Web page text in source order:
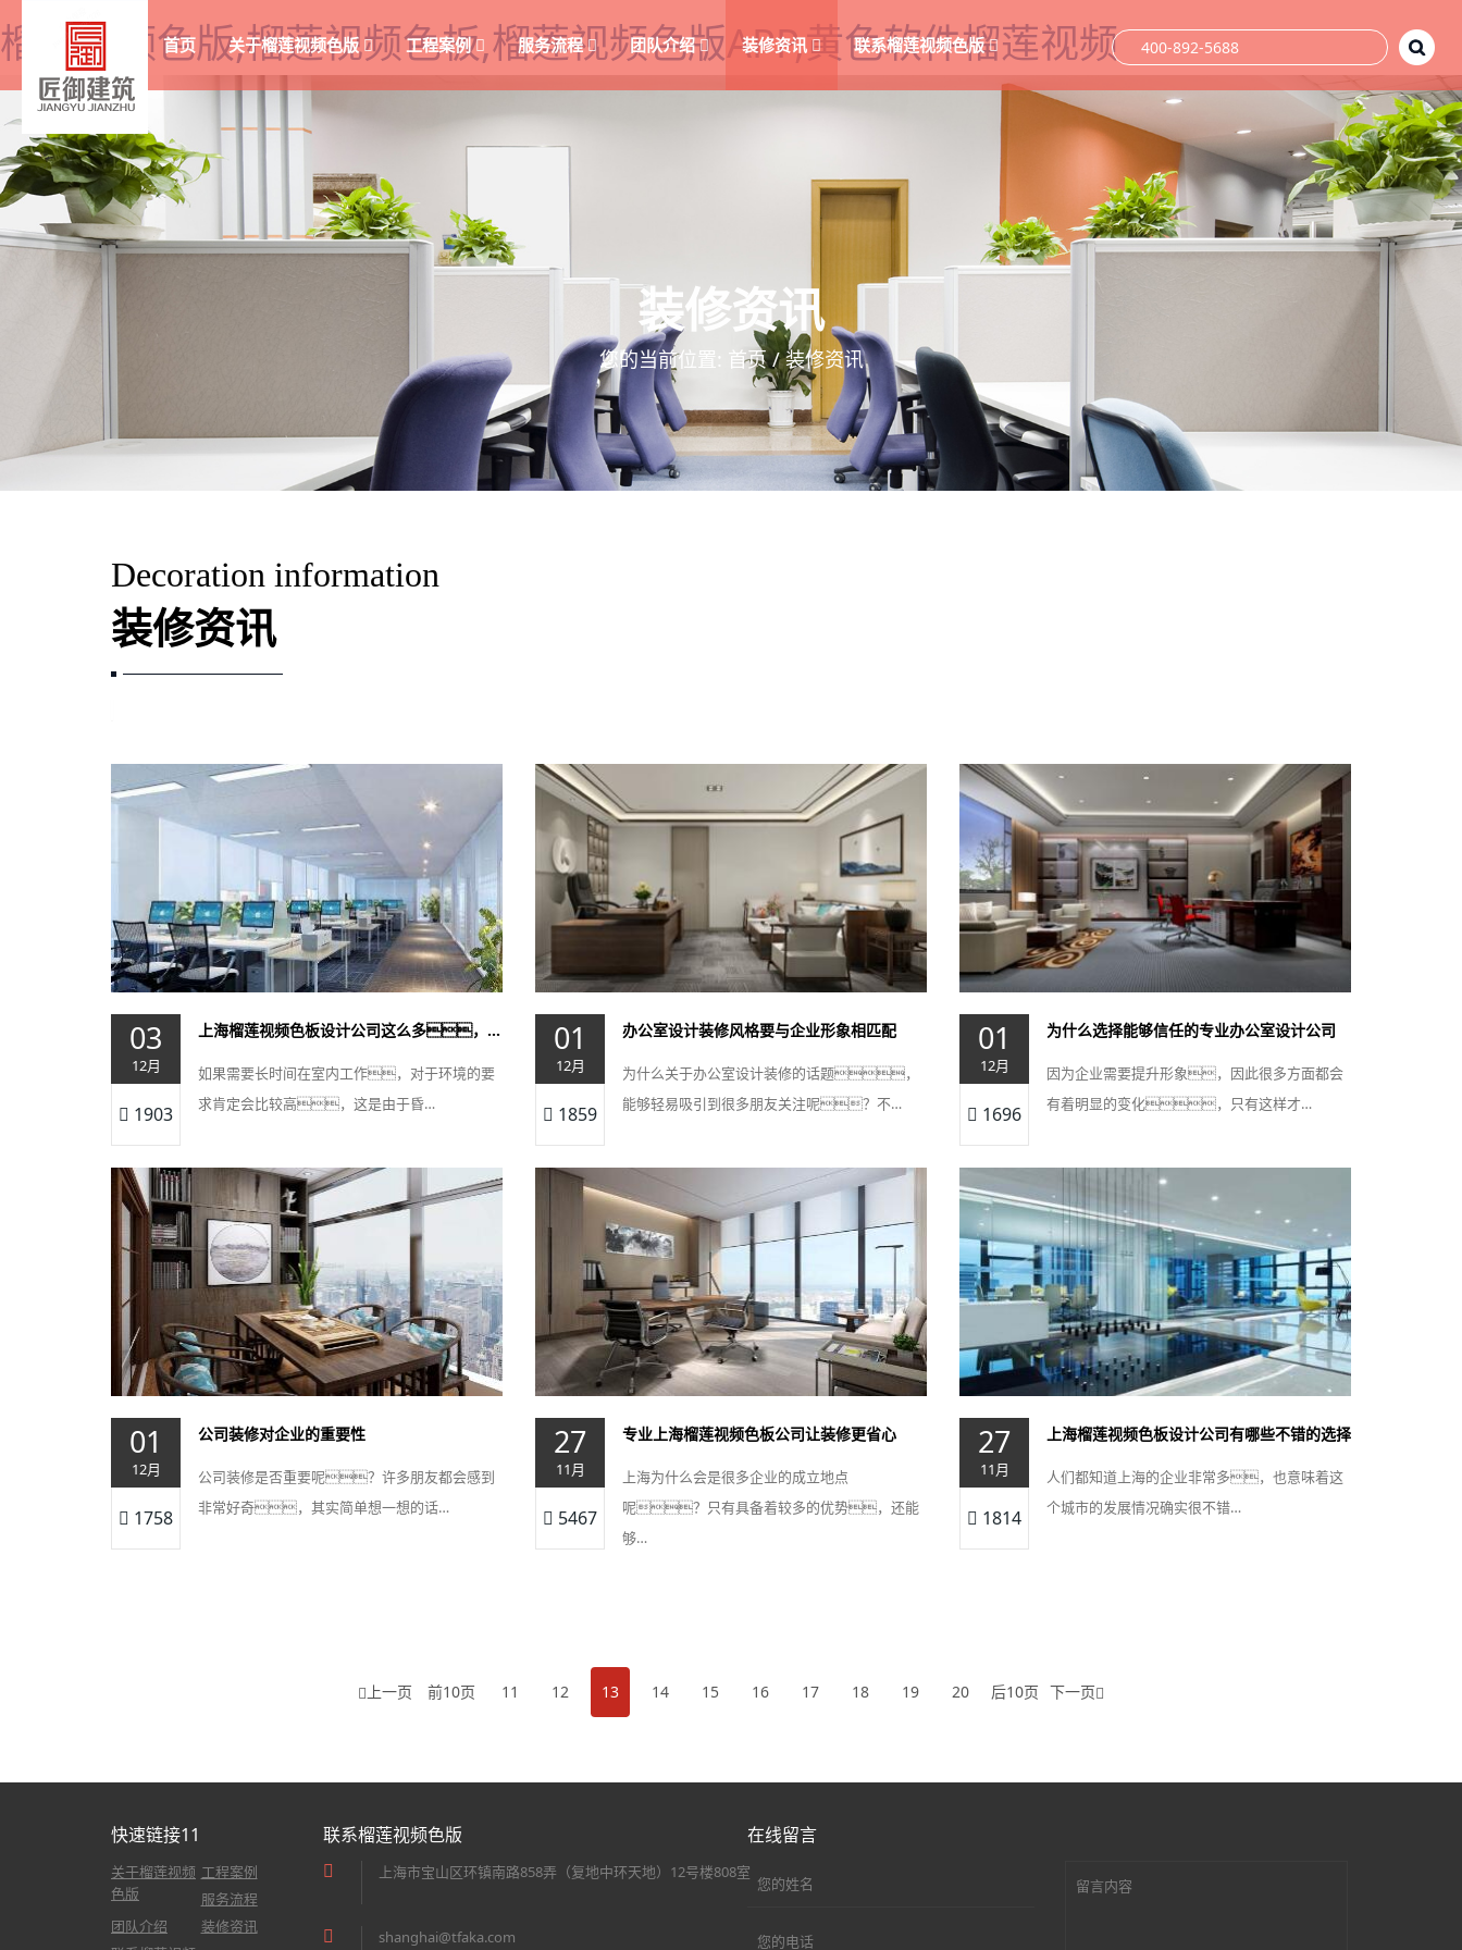
榴莲视频色版,榴莲视频色板,榴莲视频色版APP,黄色软件榴莲视频
首页 关于榴莲视频色版 工程案例 服务流程 团队介绍 装修资讯 联系榴莲视频色版 400-892-5688
装修资讯
您的当前位置: 首页/装修资讯
Decoration information
装修资讯
03
12月
1903
上海榴莲视频色板设计公司这么多，如何进行选择呢
如果需要长时间在室内工作，对于环境的要
求肯定会比较高，这是由于昏…
01
12月
1859
办公室设计装修风格要与企业形象相匹配
为什么关于办公室设计装修的话题，
能够轻易吸引到很多朋友关注呢？不…
01
12月
1696
为什么选择能够信任的专业办公室设计公司
因为企业需要提升形象，因此很多方面都会
有着明显的变化，只有这样才…
01
12月
1758
公司装修对企业的重要性
公司装修是否重要呢？许多朋友都会感到
非常好奇，其实简单想一想的话…
27
11月
5467
专业上海榴莲视频色板公司让装修更省心
上海为什么会是很多企业的成立地点
呢？只有具备着较多的优势，还能
够…
27
11月
1814
上海榴莲视频色板设计公司有哪些不错的选择
人们都知道上海的企业非常多，也意味着这
个城市的发展情况确实很不错…
上一页 前10页 11 12 13 14 15 16 17 18 19 20 后10页 下一页
快速链接11
关于榴莲视频
色版
工程案例
服务流程
团队介绍
装修资讯
联系榴莲视频色版
上海市宝山区环镇南路858弄（复地中环天地）12号楼808室
shanghai@tfaka.com
在线留言